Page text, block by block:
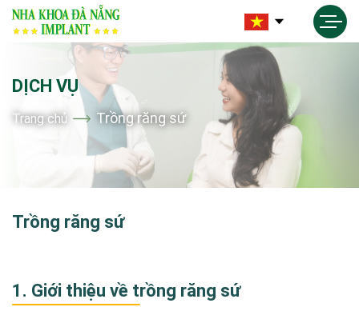
DỊCH VỤ
Trang chủ Trồng răng sứ
Trồng răng sứ
1. Giới thiệu về trồng răng sứ